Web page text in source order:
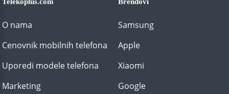
O nama
Cenovnik mobilnih telefona
Uporedi modele telefona
Marketing
Samsung
Apple
Xiaomi
Google